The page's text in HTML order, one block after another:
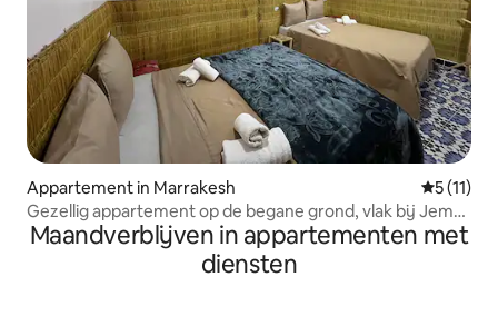
Appartement in Marrakesh
5 (11)
Gezellig appartement op de begane grond, vlak bij Jemaa
el-Fna
Maandverblijven in appartementen met
diensten